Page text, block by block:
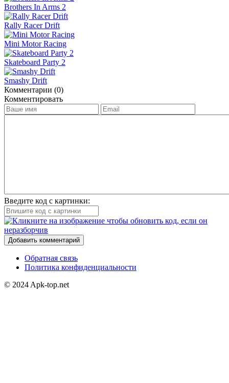
Brothers In Arms 2
Rally Racer Drift
Mini Motor Racing
Skateboard Party 2
Smashy Drift
Комментарии (0)
Комментировать
Введите код с картинки:
Добавить комментарий
Обратная связь
Политика конфиденциальности
© 2024 Apk-top.net